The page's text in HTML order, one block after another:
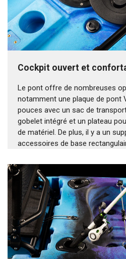
Cockpit ouvert et
Le pont offre de nombreuses
notamment une plaque de pont
pouces avec un sac de
gobelet intégré et un plateau
de matériel. De plus, il y a un
accessoires de base